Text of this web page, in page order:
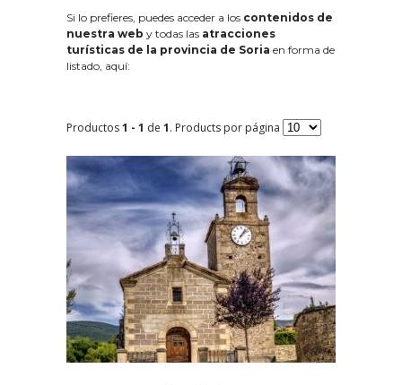
Si lo prefieres, puedes acceder a los contenidos de
nuestra web y todas las atracciones
turísticas de la provincia de Soria en forma de
listado, aquí:
Productos1 - 1 de 1. Products por página